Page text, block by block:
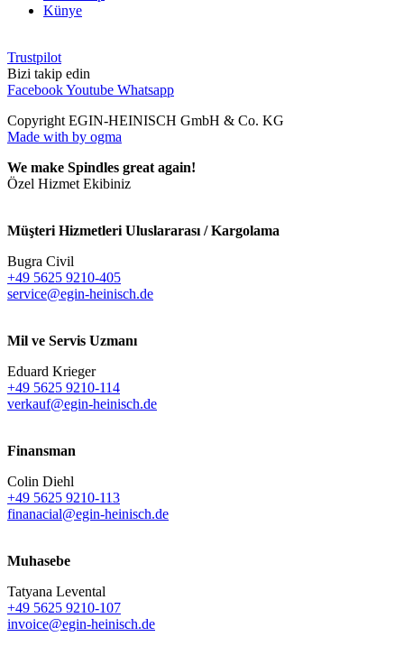
Künye
Trustpilot
Bizi takip edin
FacebookYoutube Whatsapp
Copyright EGIN-HEINISCH GmbH & Co. KG
Made with by ogma
We make Spindles great again!
Özel Hizmet Ekibiniz
Müşteri Hizmetleri Uluslararası / Kargolama
Bugra Civil
+49 5625 9210-405
service@egin-heinisch.de
Mil ve Servis Uzmanı
Eduard Krieger
+49 5625 9210-114
verkauf@egin-heinisch.de
Finansman
Colin Diehl
+49 5625 9210-113
finanacial@egin-heinisch.de
Muhasebe
Tatyana Levental
+49 5625 9210-107
invoice@egin-heinisch.de